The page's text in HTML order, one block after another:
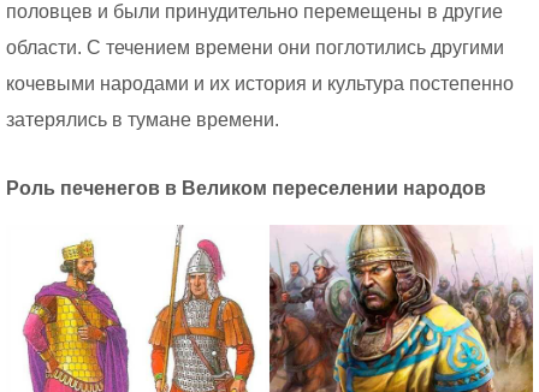
половцев и были принудительно перемещены в другие
области. С течением времени они поглотились другими
кочевыми народами и их история и культура постепенно
затерялись в тумане времени.
Роль печенегов в Великом переселении народов